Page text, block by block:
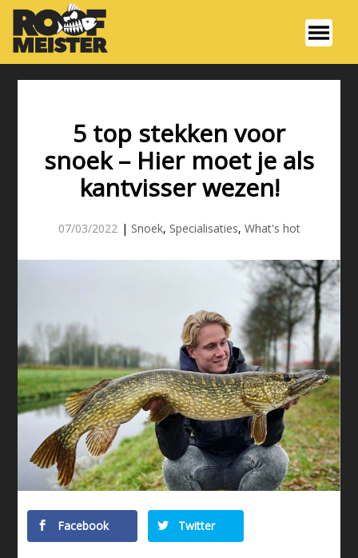
5 top stekken voor
snoek – Hier moet je als
kantvisser wezen!
07/03/2022 | Snoek, Specialisaties, What's hot
Facebook Twitter